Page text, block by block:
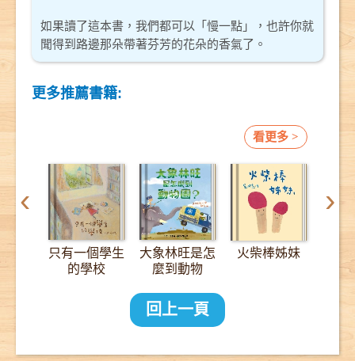
如果讀了這本書，我們都可以「慢一點」，也許你就
聞得到路邊那朵帶著芬芳的花朵的香氣了。
更多推薦書籍:
看更多 >
‹ ›
只有一個學生
的學校
大象林旺是怎
麼到動物
2000公里的
長征
火柴棒姊妹
回上一頁